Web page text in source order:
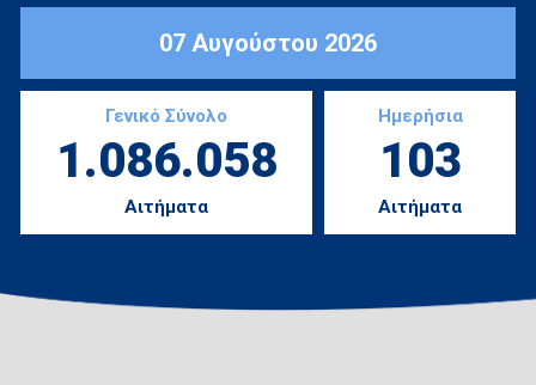
07 Αυγούστου 2026
Γενικό Σύνολο
1.086.058
Αιτήματα
Ημερήσια
103
Αιτήματα